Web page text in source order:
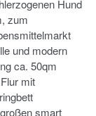
Hund
zum
und modern
ca. 50qm
mit
smart